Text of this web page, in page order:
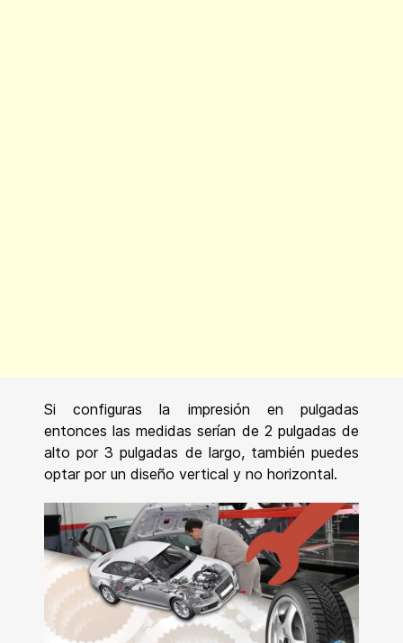
Si configuras la impresión en pulgadas
entonces las medidas serían de 2 pulgadas de
alto por 3 pulgadas de largo, también puedes
optar por un diseño vertical y no horizontal.